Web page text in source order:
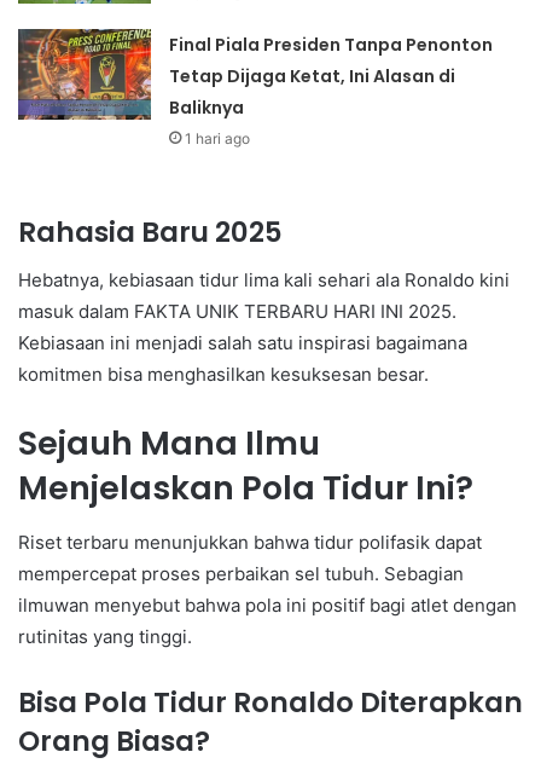
Final Piala Presiden Tanpa Penonton
Tetap Dijaga Ketat, Ini Alasan di
Baliknya
1 hari ago
Rahasia Baru 2025
Hebatnya, kebiasaan tidur lima kali sehari ala Ronaldo kini
masuk dalam FAKTA UNIK TERBARU HARI INI 2025.
Kebiasaan ini menjadi salah satu inspirasi bagaimana
komitmen bisa menghasilkan kesuksesan besar.
Sejauh Mana Ilmu
Menjelaskan Pola Tidur Ini?
Riset terbaru menunjukkan bahwa tidur polifasik dapat
mempercepat proses perbaikan sel tubuh. Sebagian
ilmuwan menyebut bahwa pola ini positif bagi atlet dengan
rutinitas yang tinggi.
Bisa Pola Tidur Ronaldo Diterapkan
Orang Biasa?